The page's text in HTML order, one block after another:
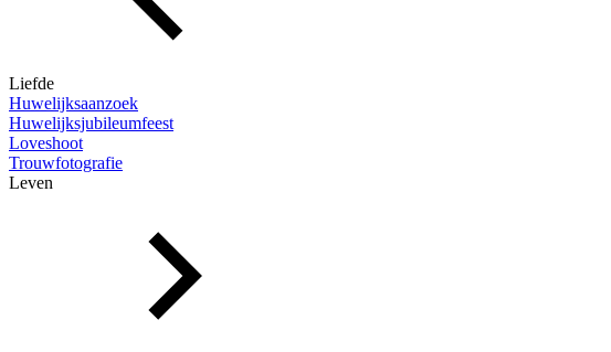
Liefde
Huwelijksaanzoek
Huwelijksjubileumfeest
Loveshoot
Trouwfotografie
Leven